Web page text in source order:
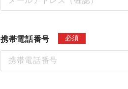
携帯電話番号 必須